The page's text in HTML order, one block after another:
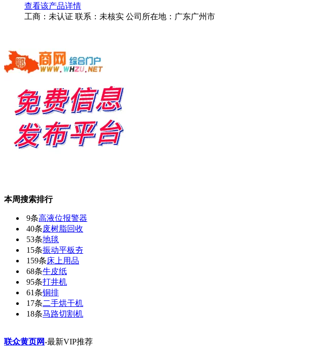
查看该产品详情
工商： 未认证 联系： 未核实 公司所在地：广东广州市
本周搜索排行
9条高液位报警器
40条废树脂回收
53条地毯
15条振动平板夯
159条床上用品
68条牛皮纸
95条打井机
61条铜排
17条二手烘干机
18条马路切割机
联众黄页网-最新VIP推荐